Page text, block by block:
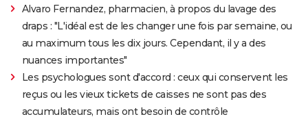
Alvaro Fernandez, pharmacien, à propos du lavage des
draps : "L'idéal est de les changer une fois par semaine, ou
au maximum tous les dix jours. Cependant, il y a des
nuances importantes"
Les psychologues sont d'accord : ceux qui conservent les
reçus ou les vieux tickets de caisses ne sont pas des
accumulateurs, mais ont besoin de contrôle